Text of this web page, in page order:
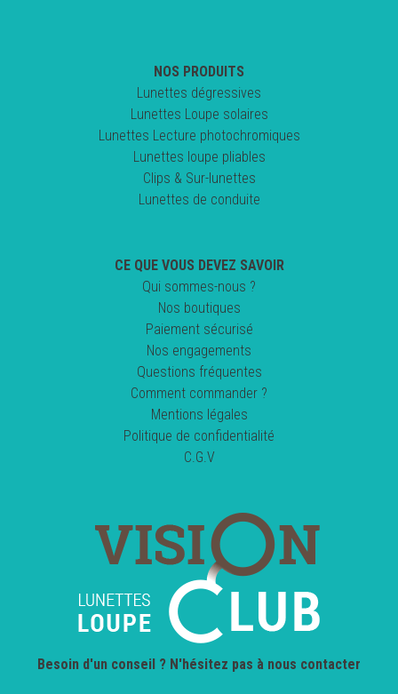
NOS PRODUITS
Lunettes dégressives
Lunettes Loupe solaires
Lunettes Lecture photochromiques
Lunettes loupe pliables
Clips & Sur-lunettes
Lunettes de conduite
CE QUE VOUS DEVEZ SAVOIR
Qui sommes-nous ?
Nos boutiques
Paiement sécurisé
Nos engagements
Questions fréquentes
Comment commander ?
Mentions légales
Politique de confidentialité
C.G.V
Besoin d'un conseil ? N'hésitez pas à nous contacter